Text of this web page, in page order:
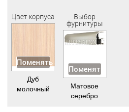
Цвет корпуса
Поменять
Дуб
молочный
Выбор
фурнитуры
Поменять
Матовое
серебро